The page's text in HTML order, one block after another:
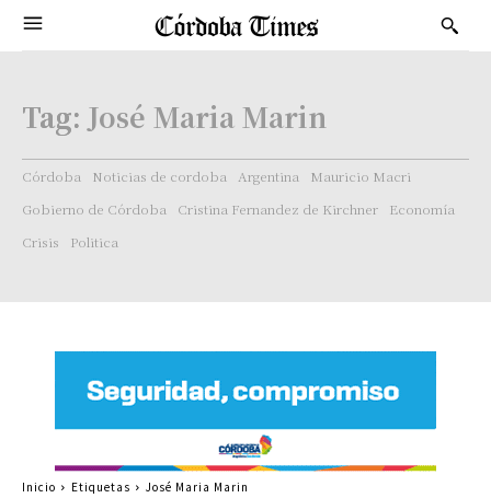
Tag: José Maria Marin
Córdoba Noticias de cordoba Argentina
Mauricio Macri
Gobierno de Córdoba
Cristina Fernandez de Kirchner
Economía
Crisis
Politica
Inicio Etiquetas José Maria Marin